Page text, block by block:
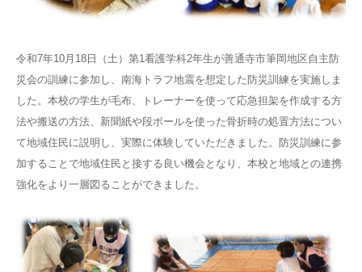
令和7年10月18日（土）第1看護学科2年生が善通寺市筆岡地区自主防
災会の訓練に参加し、南海トラフ地震を想定した防災訓練を実施しま
した。本校の学生が毛布、トレーナーを使って応急担架を作成する方
法や搬送の方法、新聞紙や段ボールを使った骨折時の処置方法につい
て地域住民に説明し、実際に体験していただきました。防災訓練に参
加することで地域住民と接する良い機会となり、本校と地域との連携
強化をより一層図ることができました。